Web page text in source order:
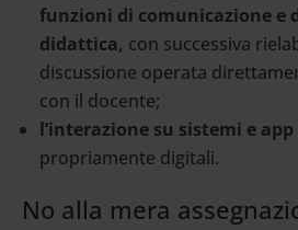
funzioni di comunicazione e
didattica, con successiva
discussione operata
con il docente;
l’interazione su sistemi e app
propriamente digitali.
No alla mera